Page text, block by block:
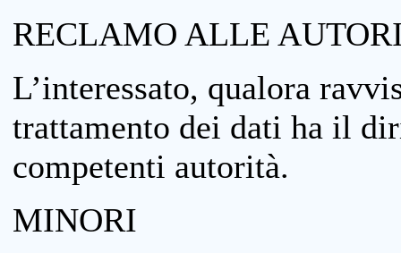
RECLAMO ALLE
L’interessato, qualora
trattamento dei dati ha il
competenti autorità.
MINORI